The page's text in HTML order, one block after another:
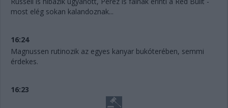
most elég sokan kalandoznak...
16:24
Magnussen rutinozik az egyes kanyar bukóterében, semmi
érdekes.
16:23